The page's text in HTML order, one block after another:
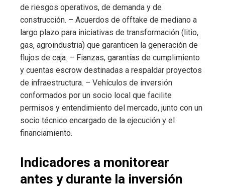
de riesgos operativos, de demanda y de
construcción. – Acuerdos de offtake de mediano a
largo plazo para iniciativas de transformación (litio,
gas, agroindustria) que garanticen la generación de
flujos de caja. – Fianzas, garantías de cumplimiento
y cuentas escrow destinadas a respaldar proyectos
de infraestructura. – Vehículos de inversión
conformados por un socio local que facilite
permisos y entendimiento del mercado, junto con un
socio técnico encargado de la ejecución y el
financiamiento.
Indicadores a monitorear
antes y durante la inversión